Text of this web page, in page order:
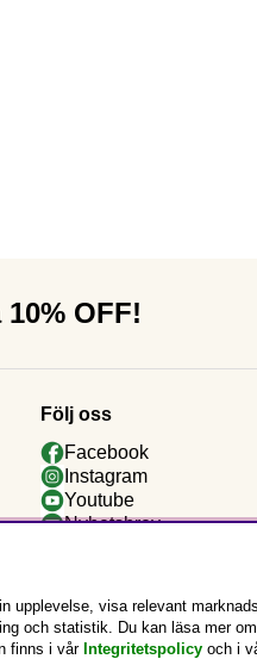
OFF!
Följ oss
Facebook
Instagram
Youtube
Nyhetsbrev
upplevelse, visa relevant
och statistik. Du kan läsa mer
finns i vår Integritetspolicy och i